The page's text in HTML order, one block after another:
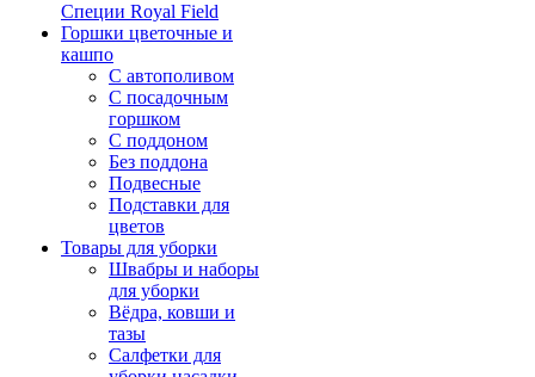
Специи Royal Field
Горшки цветочные и
кашпо
С автополивом
С посадочным
горшком
С поддоном
Без поддона
Подвесные
Подставки для
цветов
Товары для уборки
Швабры и наборы
для уборки
Вёдра, ковши и
тазы
Салфетки для